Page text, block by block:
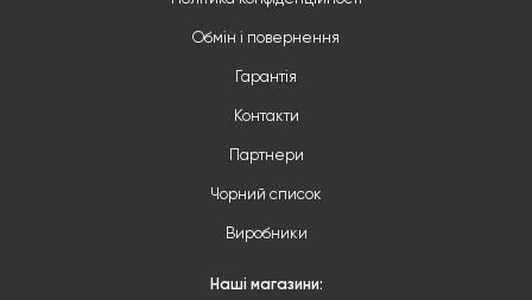
Обмін і повернення
Гарантія
Контакти
Партнери
Чорний список
Виробники
Наші магазини: